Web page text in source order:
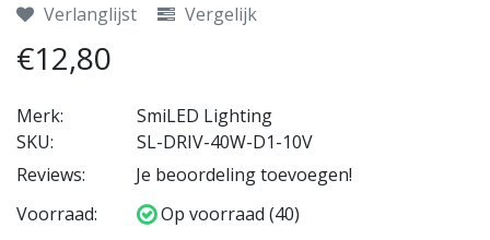
Verlanglijst
Vergelijk
€12,80
Merk:
SmiLED Lighting
SKU:
SL-DRIV-40W-D1-10V
Reviews:
Je beoordeling toevoegen!
Voorraad:
Op voorraad (40)